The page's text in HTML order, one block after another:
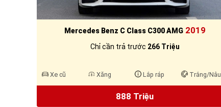
Mercedes Benz C Class C300 AMG2019
Chỉ cần trả trước 266 Triệu
Xe cũ Xăng Lắp ráp Trắng/Nâu
888 Triệu